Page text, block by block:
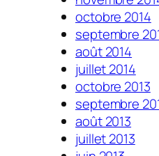
octobre 2014
septembre
août 2014
juillet 2014
octobre 2013
septembre
août 2013
juillet 2013